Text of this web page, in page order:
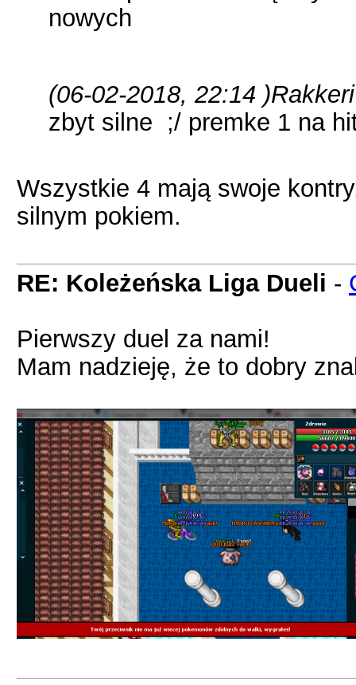
nowych
(06-02-2018, 22:14 )
zbyt silne ;/ premke 1 na
Wszystkie 4 mają swoje
silnym pokiem.
RE: Koleżeńska Liga Dueli -
Pierwszy duel za nami!
Mam nadzieję, że to dobry